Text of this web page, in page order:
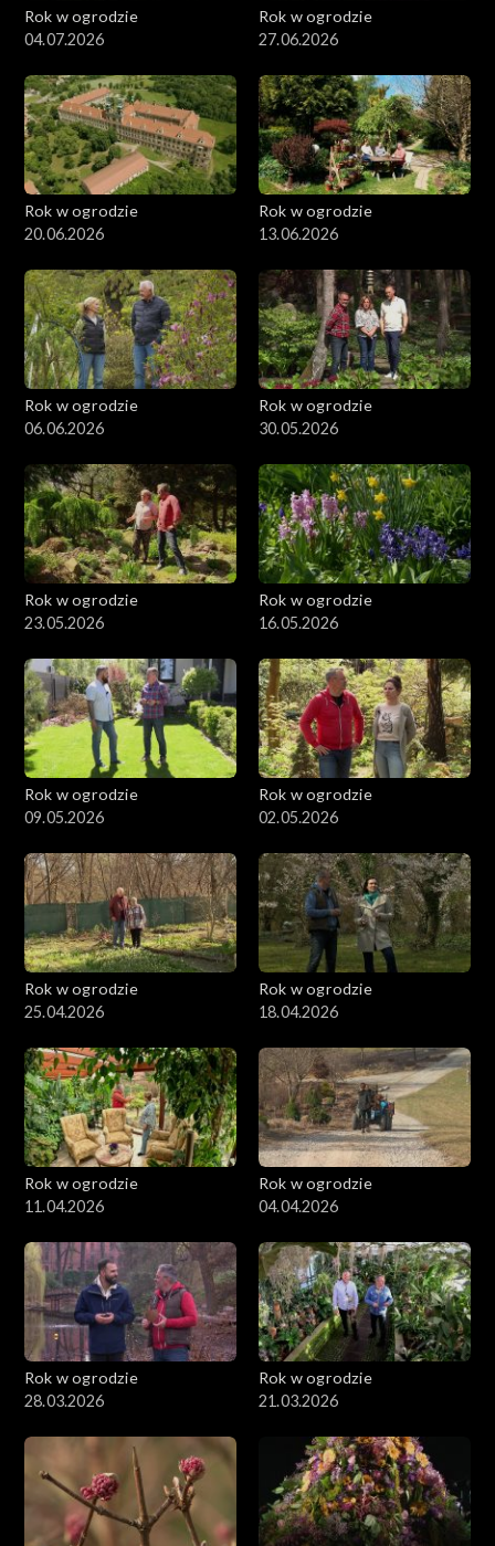
Rok w ogrodzie
04.07.2026
Rok w ogrodzie
27.06.2026
Rok w ogrodzie
20.06.2026
Rok w ogrodzie
13.06.2026
Rok w ogrodzie
06.06.2026
Rok w ogrodzie
30.05.2026
Rok w ogrodzie
23.05.2026
Rok w ogrodzie
16.05.2026
Rok w ogrodzie
09.05.2026
Rok w ogrodzie
02.05.2026
Rok w ogrodzie
25.04.2026
Rok w ogrodzie
18.04.2026
Rok w ogrodzie
11.04.2026
Rok w ogrodzie
04.04.2026
Rok w ogrodzie
28.03.2026
Rok w ogrodzie
21.03.2026